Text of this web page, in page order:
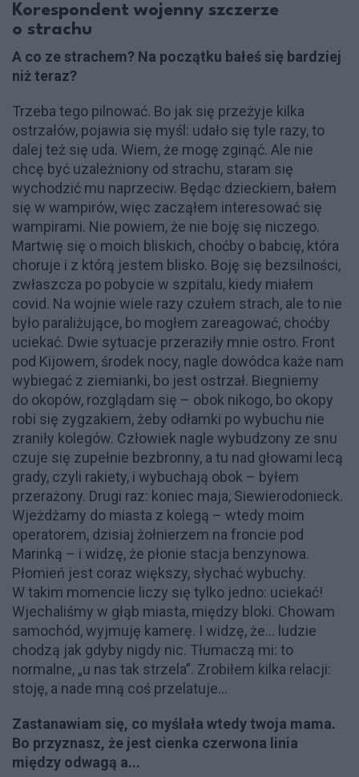
Korespondent wojenny szczerze
o strachu
A co ze strachem? Na początku bałeś się bardziej
niż teraz?
Trzeba tego pilnować. Bo jak się przeżyje kilka
ostrzałów, pojawia się myśl: udało się tyle razy, to
dalej też się uda. Wiem, że mogę zginąć. Ale nie
chcę być uzależniony od strachu, staram się
wychodzić mu naprzeciw. Będąc dzieckiem, bałem
się w wampirów, więc zacząłem interesować się
wampirami. Nie powiem, że nie boję się niczego.
Martwię się o moich bliskich, choćby o babcię, która
choruje i z którą jestem blisko. Boję się bezsilności,
zwłaszcza po pobycie w szpitalu, kiedy miałem
covid. Na wojnie wiele razy czułem strach, ale to nie
było paraliżujące, bo mogłem zareagować, choćby
uciekać. Dwie sytuacje przeraziły mnie ostro. Front
pod Kijowem, środek nocy, nagle dowódca każe nam
wybiegać z ziemianki, bo jest ostrzał. Biegniemy
do okopów, rozglądam się – obok nikogo, bo okopy
robi się zygzakiem, żeby odłamki po wybuchu nie
zraniły kolegów. Człowiek nagle wybudzony ze snu
czuje się zupełnie bezbronny, a tu nad głowami lecą
grady, czyli rakiety, i wybuchają obok – byłem
przerażony. Drugi raz: koniec maja, Siewierodonieck.
Wjeżdżamy do miasta z kolegą – wtedy moim
operatorem, dzisiaj żołnierzem na froncie pod
Marinką – i widzę, że płonie stacja benzynowa.
Płomień jest coraz większy, słychać wybuchy.
W takim momencie liczy się tylko jedno: uciekać!
Wjechaliśmy w głąb miasta, między bloki. Chowam
samochód, wyjmuję kamerę. I widzę, że... ludzie
chodzą jak gdyby nigdy nic. Tłumaczą mi: to
normalne, „u nas tak strzela”. Zrobiłem kilka relacji:
stoję, a nade mną coś przelatuje...
Zastanawiam się, co myślała wtedy twoja mama.
Bo przyznasz, że jest cienka czerwona linia
między odwagą a...